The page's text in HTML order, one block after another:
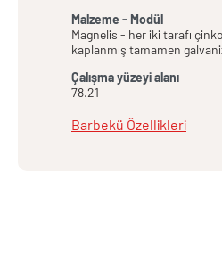
Malzeme - Modül
Magnelis - her iki tarafı
kaplanmış tamamen
Çalışma yüzeyi alanı
78.21
Barbekü Özellikleri